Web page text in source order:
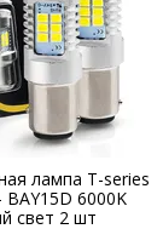
лампа T-series
BAY15D 6000K
свет 2 шт